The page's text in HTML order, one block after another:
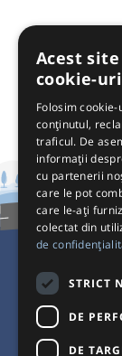
Acest
cookie-uri
Folosim
conținutul,
traficul. De
informații
cu partenerii
care le pot
care le-ați
colectat din
de
STRICT
DE
DE